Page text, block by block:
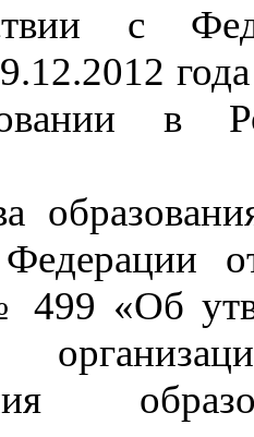
с
в
Федерации
499 «Об